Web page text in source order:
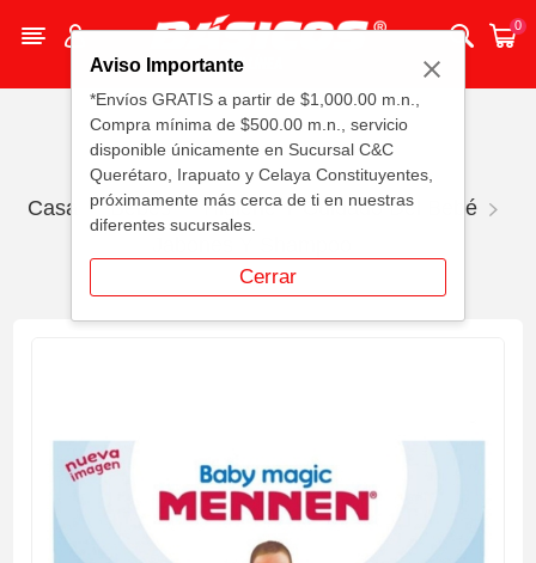
Aviso Importante
*Envíos GRATIS a partir de $1,000.00 m.n.,
Compra mínima de $500.00 m.n., servicio
disponible únicamente en Sucursal C&C
Querétaro, Irapuato y Celaya Constituyentes,
próximamente más cerca de ti en nuestras
diferentes sucursales.
Cerrar
0
Casa Bebés
Higiene Y Cuidado Del Bebé
J Toc Mennen Baby Magic 90 GRS